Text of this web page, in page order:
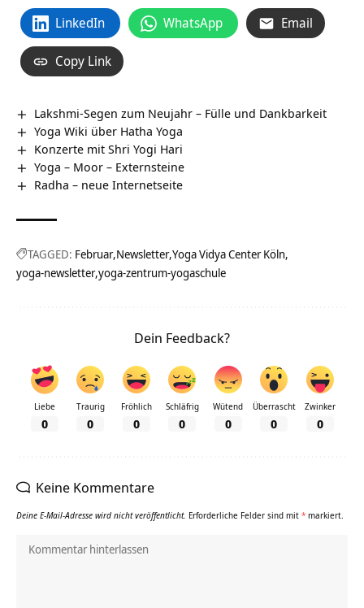
LinkedIn WhatsApp Email
Copy Link
Lakshmi-Segen zum Neujahr – Fülle und Dankbarkeit
Yoga Wiki über Hatha Yoga
Konzerte mit Shri Yogi Hari
Yoga – Moor – Externsteine
Radha – neue Internetseite
TAGGED: Februar Newsletter Yoga Vidya Center Köln
yoga-newsletter yoga-zentrum-yogaschule
Dein Feedback?
Liebe
0
Traurig
0
Fröhlich
0
Schläfrig
0
Wütend
0
Überrascht
0
Zwinker
0
Keine Kommentare
Deine E-Mail-Adresse wird nicht veröffentlicht. Erforderliche Felder sind mit * markiert.